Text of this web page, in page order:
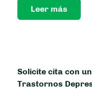
Leer más
Solicite cita con
Trastornos